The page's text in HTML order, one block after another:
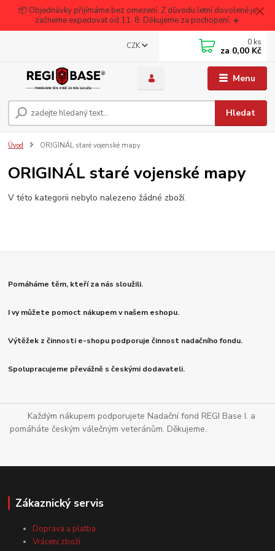
📦 Objednávky přijímáme bez omezení. Z důvodu letní dovolené je
začneme expedovat od 11. 8. Děkujeme za pochopení. ☀️
Menu
CZK
Hledat
0 ks
za 0,00 Kč
Úvod ORIGINÁL staré vojenské mapy
ORIGINÁL staré vojenské mapy
V této kategorii nebylo nalezeno žádné zboží.
Pomáháme těm, kteří za nás sloužili.
I vy můžete pomoct nákupem v našem eshopu.
Výtěžek z činnosti e-shopu podporuje činnost nadačního fondu.
Spolupracujeme převážně s českými dodavateli.
Každým nákupem podporujete Nadační fond REGI Base I. a
pomáháte českým válečným veteránům. Děkujeme.
Zákaznický servis
Doprava a platba
Vrácení zboží